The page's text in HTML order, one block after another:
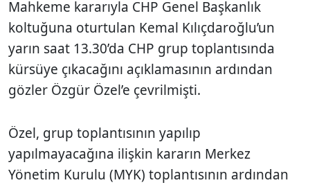
Mahkeme kararıyla CHP Genel Başkanlık
koltuğuna oturtulan Kemal Kılıçdaroğlu’un
yarın saat 13.30’da CHP grup toplantısında
kürsüye çıkacağını açıklamasının ardından
gözler Özgür Özel’e çevrilmişti.
Özel, grup toplantısının yapılıp
yapılmayacağına ilişkin kararın Merkez
Yönetim Kurulu (MYK) toplantısının ardından